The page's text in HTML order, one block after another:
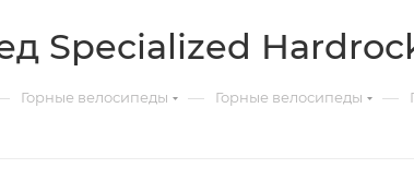
Specialized
Горные велосипеды — Горные велосипеды —